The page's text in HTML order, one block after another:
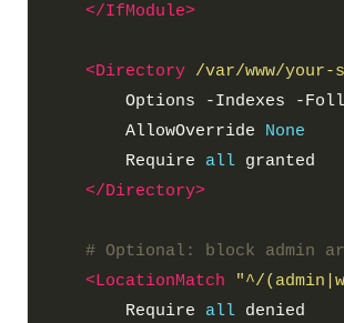
</IfModule>
<Directory /var/www/
        AllowOverride
None
        Require
all
</Directory>
# Optional: block admin
<LocationMatch
"^/
        Require
all